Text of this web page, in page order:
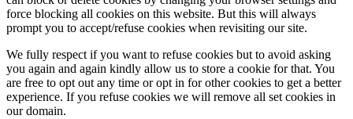
force blocking all cookies on this website. But this will always
prompt you to accept/refuse cookies when revisiting our site.
We fully respect if you want to refuse cookies but to avoid asking
you again and again kindly allow us to store a cookie for that. You
are free to opt out any time or opt in for other cookies to get a better
experience. If you refuse cookies we will remove all set cookies in
our domain.